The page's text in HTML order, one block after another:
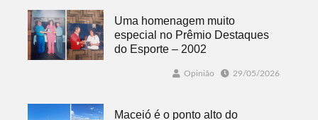
Uma homenagem muito
especial no Prêmio Destaques
do Esporte – 2002
Opinião 29/05/2026
Maceió é o ponto alto do